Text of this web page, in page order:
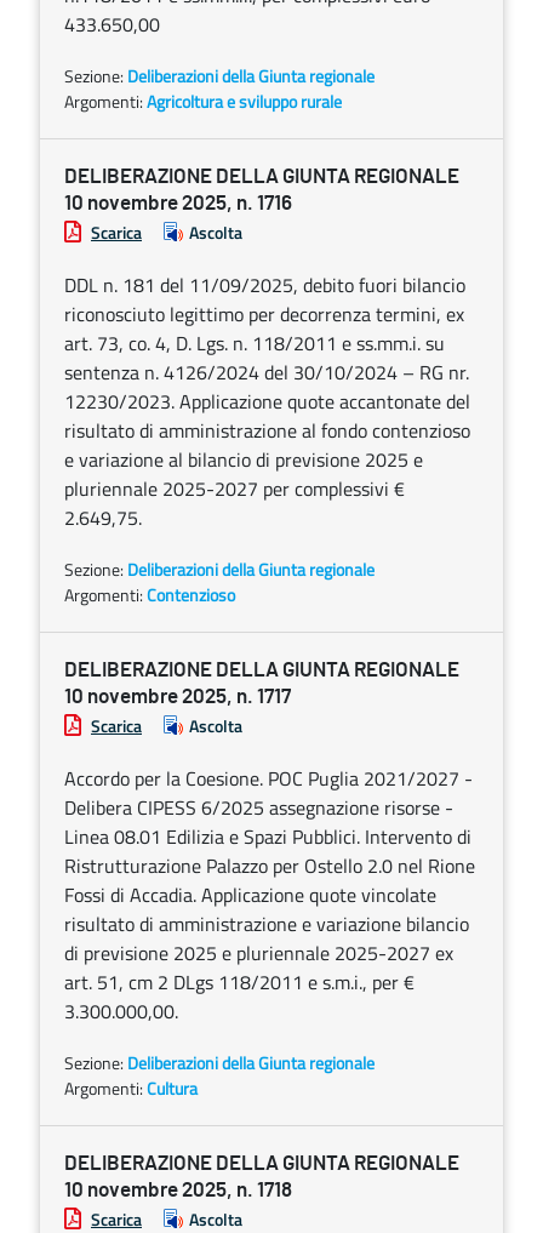
433.650,00
Sezione: Deliberazioni della Giunta regionale
Argomenti:Agricoltura e sviluppo rurale
DELIBERAZIONE DELLA GIUNTA REGIONALE
10 novembre 2025, n. 1716
Scarica Ascolta
DDL n. 181 del 11/09/2025, debito fuori bilancio
riconosciuto legittimo per decorrenza termini, ex
art. 73, co. 4, D. Lgs. n. 118/2011 e ss.mm.i. su
sentenza n. 4126/2024 del 30/10/2024 – RG nr.
12230/2023. Applicazione quote accantonate del
risultato di amministrazione al fondo contenzioso
e variazione al bilancio di previsione 2025 e
pluriennale 2025-2027 per complessivi €
2.649,75.
Sezione: Deliberazioni della Giunta regionale
Argomenti:Contenzioso
DELIBERAZIONE DELLA GIUNTA REGIONALE
10 novembre 2025, n. 1717
Scarica Ascolta
Accordo per la Coesione. POC Puglia 2021/2027 -
Delibera CIPESS 6/2025 assegnazione risorse -
Linea 08.01 Edilizia e Spazi Pubblici. Intervento di
Ristrutturazione Palazzo per Ostello 2.0 nel Rione
Fossi di Accadia. Applicazione quote vincolate
risultato di amministrazione e variazione bilancio
di previsione 2025 e pluriennale 2025-2027 ex
art. 51, cm 2 DLgs 118/2011 e s.m.i., per €
3.300.000,00.
Sezione: Deliberazioni della Giunta regionale
Argomenti:Cultura
DELIBERAZIONE DELLA GIUNTA REGIONALE
10 novembre 2025, n. 1718
Scarica Ascolta